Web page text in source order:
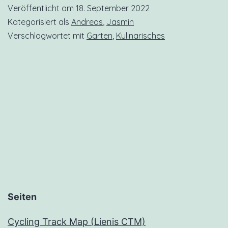
Veröffentlicht am 18. September 2022
Kategorisiert als Andreas Jasmin
Verschlagwortet mit Garten Kulinarisches
Seiten
Cycling Track Map (Lienis CTM)